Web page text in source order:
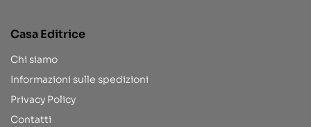
Casa Editrice
Chi siamo
Informazioni sulle spedizioni
Privacy Policy
Contatti